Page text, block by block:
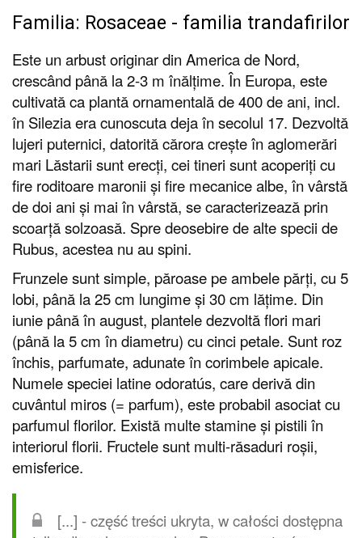
Familia: Rosaceae - familia trandafirilor
Este un arbust originar din America de Nord,
crescând până la 2-3 m înălțime. În Europa, este
cultivată ca plantă ornamentală de 400 de ani, incl.
în Silezia era cunoscuta deja în secolul 17. Dezvoltă
lujeri puternici, datorită cărora crește în aglomerări
mari Lăstarii sunt erecți, cei tineri sunt acoperiți cu
fire roditoare maronii și fire mecanice albe, în vârstă
de doi ani și mai în vârstă, se caracterizează prin
scoarță solzoasă. Spre deosebire de alte specii de
Rubus, acestea nu au spini.
Frunzele sunt simple, păroase pe ambele părți, cu 5
lobi, până la 25 cm lungime și 30 cm lățime. Din
iunie până în august, plantele dezvoltă flori mari
(până la 5 cm în diametru) cu cinci petale. Sunt roz
închis, parfumate, adunate în corimbele apicale.
Numele speciei latine odoratús, care derivă din
cuvântul miros (= parfum), este probabil asociat cu
parfumul florilor. Există multe stamine și pistili în
interiorul florii. Fructele sunt multi-răsaduri roșii,
emisferice.
[...] - część treści ukryta, w całości dostępna